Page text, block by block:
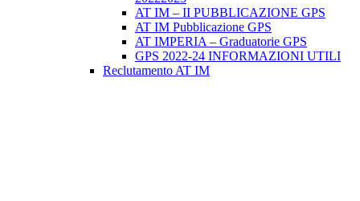
AT IM – II PUBBLICAZIONE GPS
AT IM Pubblicazione GPS
AT IMPERIA – Graduatorie GPS
GPS 2022-24 INFORMAZIONI UTILI
Reclutamento AT IM